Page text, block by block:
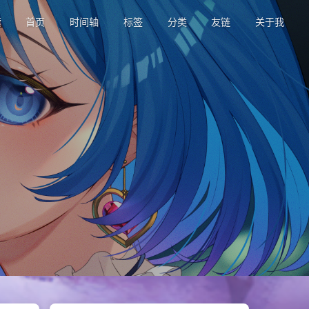
首页 时间轴 标签 分类 友链 关于我